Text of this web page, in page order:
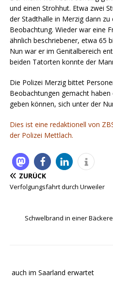
und einen Strohhut. Etwa zwei
der Stadthalle in Merzig dann zu
Beobachtung. Wieder war eine
ähnlich beschriebener, etwa 65
Nun war er im Genitalbereich
beiden Tatorten konnte der
Die Polizei Merzig bittet
Beobachtungen gemacht
geben können, sich unter der
Dies ist eine redaktionell von
der Polizei Mettlach.
ZURÜCK
Verfolgungsfahrt durch Urweiler
Schwelbrand in einer
auch im Saarland erwartet